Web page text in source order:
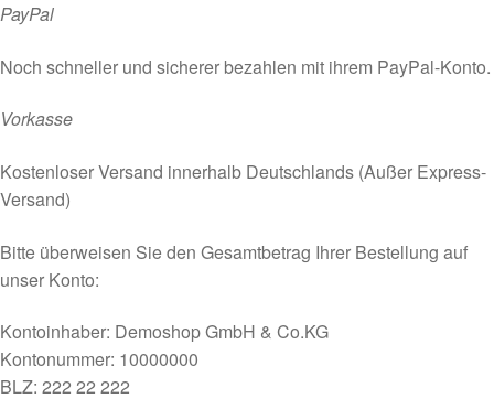
PayPal
Noch schneller und sicherer bezahlen mit ihrem PayPal-Konto.
Vorkasse
Kostenloser Versand innerhalb Deutschlands (Außer Express-
Versand)
Bitte überweisen Sie den Gesamtbetrag Ihrer Bestellung auf
unser Konto:
Kontoinhaber: Demoshop GmbH & Co.KG
Kontonummer: 10000000
BLZ: 222 22 222